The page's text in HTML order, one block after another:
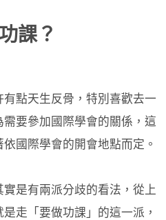
課？
點天生反骨，特別喜歡去一
要參加國際學會的關係，這
國際學會的開會地點而定。
是有兩派分歧的看法，從上
走「要做功課」的這一派，